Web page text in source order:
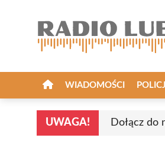
WIADOMOŚCI
UWAGA! Dołącz do